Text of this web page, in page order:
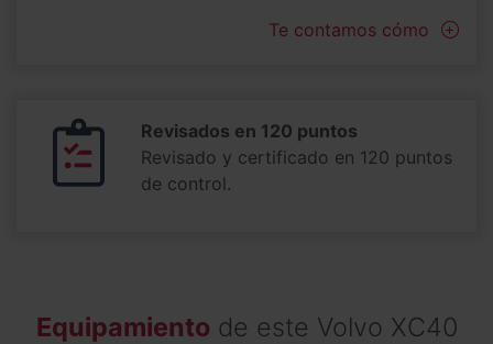
Te contamos cómo
Revisados en 120 puntos
Revisado y certificado en 120 puntos
de control.
Equipamiento de este Volvo XC40